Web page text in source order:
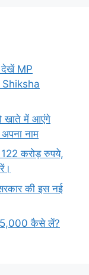
देखें MP
खाते में आएंगे
नाम
122 करोड़ रुपये,
की इस नई
कैसे लें?